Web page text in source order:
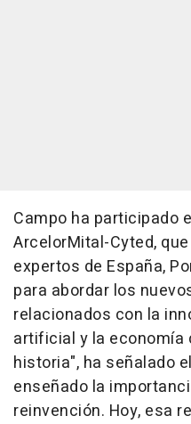
Campo ha participado
ArcelorMital-Cyted,
expertos de España,
para abordar los
relacionados con la
artificial y la economía
historia", ha señalado
enseñado la
reinvención. Hoy, esa